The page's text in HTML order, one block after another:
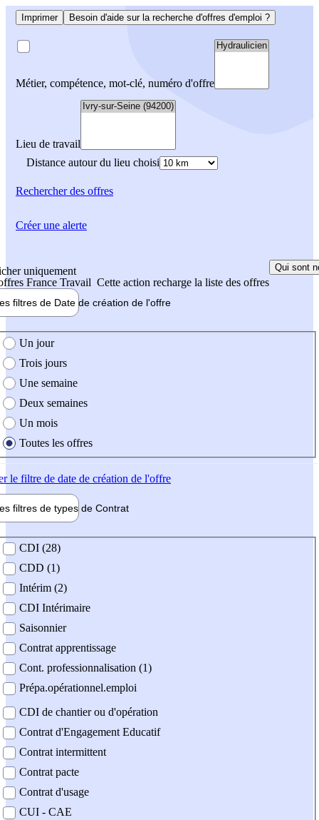
Imprimer Besoin d'aide sur la recherche d'offres d'emploi ?
Métier, compétence, mot-clé, numéro d'offre
Lieu de travail
Distance autour du lieu choisi
Rechercherdes offres
uniquement
France Travail Cette action recharge la liste des offres
Qui sont
filtres de Date de création de l'offre
création de l'offre
Un jour
Trois jours
Une semaine
Deux semaines
Un mois
Toutes les offres
le filtre de date de création de l'offre
filtres de types de Contrat
contrat
CDI (28)
CDD (1)
Intérim (2)
CDI Intérimaire
Saisonnier
Contrat apprentissage
Cont. professionnalisation (1)
Prépa.opérationnel.emploi
CDI de chantier ou d'opération
Contrat d'Engagement Educatif
Contrat intermittent
Contrat pacte
Contrat d'usage
CUI - CAE
Créer une alerte